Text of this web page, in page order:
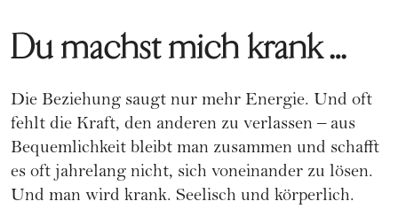
Du machst mich krank …
Die Beziehung saugt nur mehr Energie. Und oft
fehlt die Kraft, den anderen zu verlassen – aus
Bequemlichkeit bleibt man zusammen und schafft
es oft jahrelang nicht, sich voneinander zu lösen.
Und man wird krank. Seelisch und körperlich.